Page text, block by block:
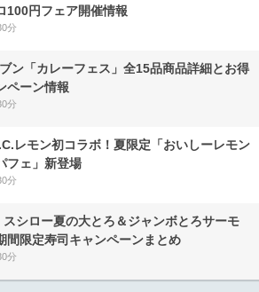
100円フェア開催情報
分
ン「カレーフェス」全15品商品詳細とお得
ペーン情報
分
レモン初コラボ！夏限定「おいしーレモン
フェ」新登場
分
スシロー夏の大とろ＆ジャンボとろサーモ
間限定寿司キャンペーンまとめ
分